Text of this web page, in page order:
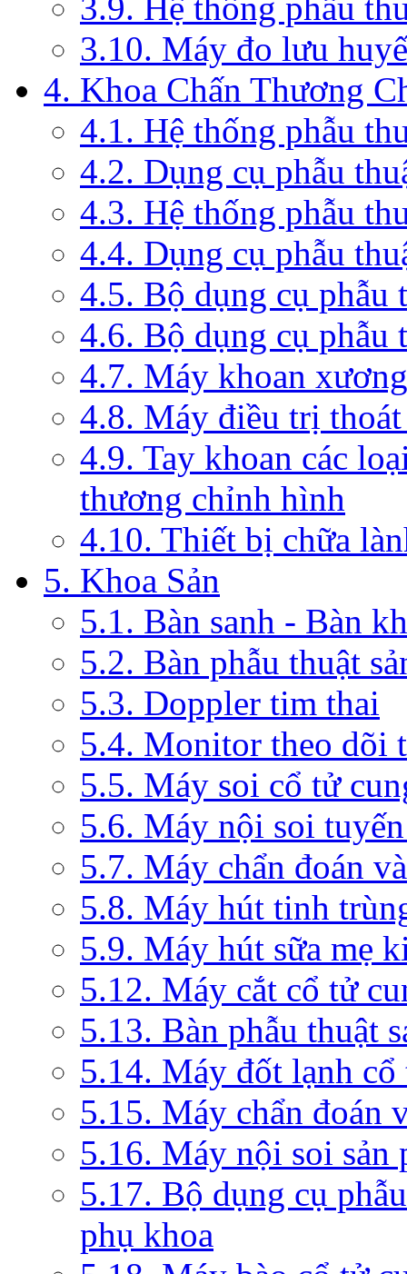
3.10. Máy đo lưu
4. Khoa Chấn Thương
4.1. Hệ thống phẫu
4.2. Dụng cụ phẫu
4.3. Hệ thống phẫu
4.4. Dụng cụ phẫu
4.5. Bộ dụng cụ phẫu
4.6. Bộ dụng cụ phẫu
4.7. Máy khoan
4.8. Máy điều trị
4.9. Tay khoan các
thương chỉnh hình
4.10. Thiết bị chữa
5. Khoa Sản
5.1. Bàn sanh - Bàn
5.2. Bàn phẫu thuật
5.3. Doppler tim thai
5.4. Monitor theo dõi
5.5. Máy soi cổ tử
5.6. Máy nội soi
5.7. Máy chẩn đoán
5.8. Máy hút tinh
5.9. Máy hút sữa mẹ
5.12. Máy cắt cổ tử
5.13. Bàn phẫu thuật
5.14. Máy đốt lạnh
5.15. Máy chẩn đoán
5.16. Máy nội soi sản
5.17. Bộ dụng cụ
phụ khoa